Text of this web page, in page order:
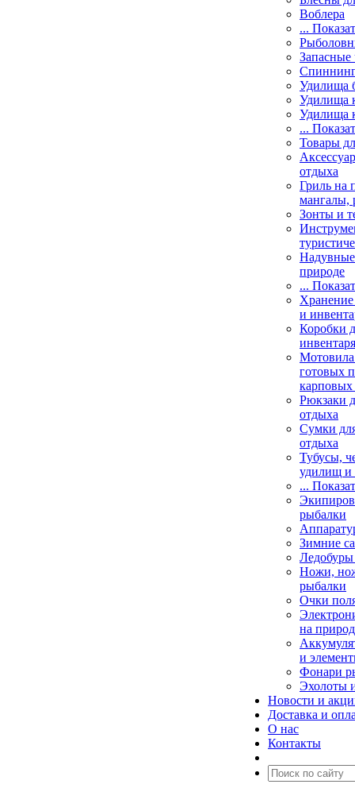
Воблера
...
Запасные
Удилища
Удилища
Удилища
...
Товары
отдыха
Гриль на
мангалы,
Зонты и
природе
...
Хранение
и
Коробки
готовых
карповых
Рюкзаки
отдыха
Сумки
отдыха
Тубусы,
удилищ и
...
рыбалки
Зимние
Ножи,
рыбалки
Очки
на
и
Фонари
Эхолоты
Новости и
Доставка и
О нас
Контакты